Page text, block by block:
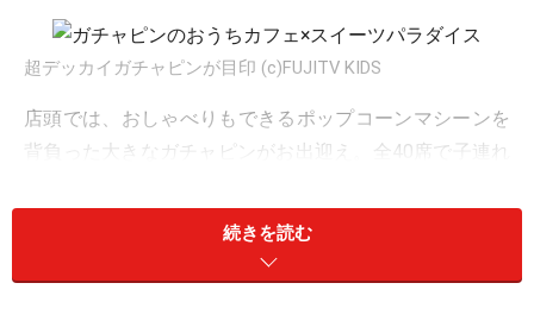
超デッカイガチャピンが目印 (c)FUJITV KIDS
店頭では、おしゃべりもできるポップコーンマシーンを
背負った大きなガチャピンがお出迎え。全40席で子連れ
のままの入店もOK。小さな子供と一緒なら塗り絵と色鉛
続きを読む